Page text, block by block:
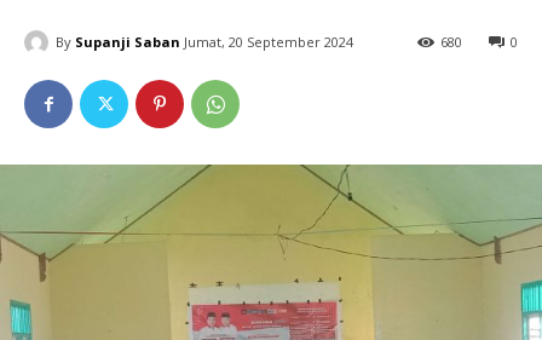
By Supanji Saban Jumat, 20 September 2024 0
680